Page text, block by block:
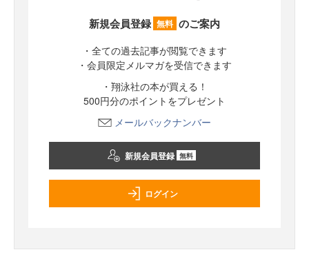
新規会員登録 無料 のご案内
・全ての過去記事が閲覧できます
・会員限定メルマガを受信できます
・翔泳社の本が買える！
500円分のポイントをプレゼント
メールバックナンバー
新規会員登録 無料
ログイン